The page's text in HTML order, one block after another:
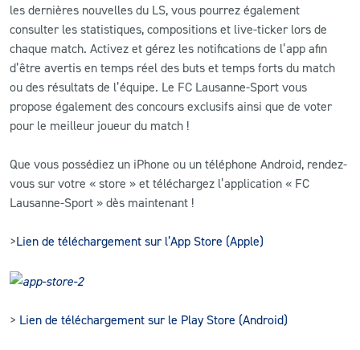
CONTACT
ACTUALITÉS
LS E-SHOP
L’APP DU LS
LS ACADEMY CAMPS
les dernières nouvelles du LS, vous pourrez également
consulter les statistiques, compositions et live-ticker lors de
chaque match. Activez et gérez les notifications de l’app afin
d’être avertis en temps réel des buts et temps forts du match
ou des résultats de l’équipe. Le FC Lausanne-Sport vous
propose également des concours exclusifs ainsi que de voter
pour le meilleur joueur du match !
Que vous possédiez un iPhone ou un téléphone Android, rendez-
vous sur votre « store » et téléchargez l’application « FC
Lausanne-Sport » dès maintenant !
>Lien de téléchargement sur l’App Store (Apple)
> Lien de téléchargement sur le Play Store (Android)